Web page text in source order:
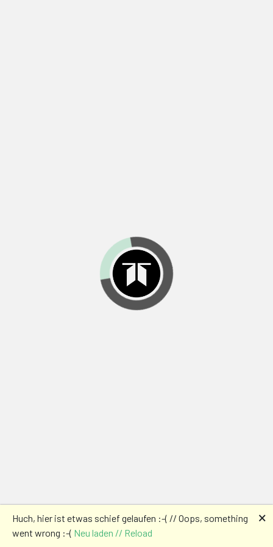
Huch, hier ist etwas schief gelaufen :-( // Oops, something
went wrong :-( Neu laden // Reload
🗙